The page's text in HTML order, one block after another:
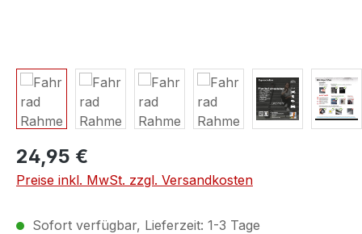
24,95 €
Preise inkl. MwSt. zzgl. Versandkosten
Sofort verfügbar, Lieferzeit: 1-3 Tage